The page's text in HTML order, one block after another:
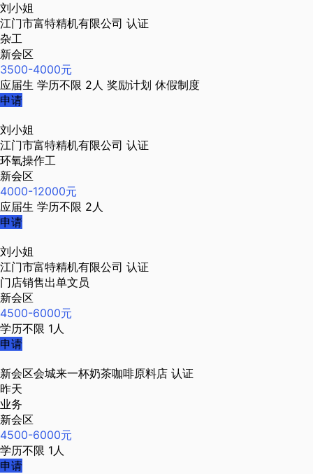
刘小姐
江门市富特精机有限公司 认证
杂工
新会区
3500-4000元
应届生 学历不限 2人 奖励计划 休假制度
申请
刘小姐
江门市富特精机有限公司 认证
环氧操作工
新会区
4000-12000元
应届生 学历不限 2人
申请
刘小姐
江门市富特精机有限公司 认证
门店销售出单文员
新会区
4500-6000元
学历不限 1人
申请
新会区会城来一杯奶茶咖啡原料店 认证
昨天
业务
新会区
4500-6000元
学历不限 1人
申请